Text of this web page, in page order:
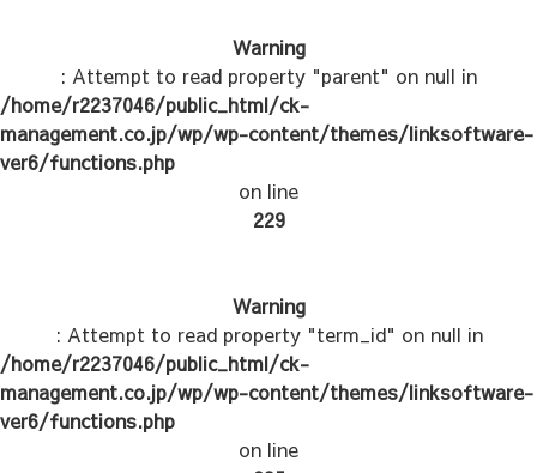
Warning
: Attempt to read property "parent" on null in
/home/r2237046/public_html/ck-
management.co.jp/wp/wp-content/themes/linksoftware-
ver6/functions.php
on line
229
Warning
: Attempt to read property "term_id" on null in
/home/r2237046/public_html/ck-
management.co.jp/wp/wp-content/themes/linksoftware-
ver6/functions.php
on line